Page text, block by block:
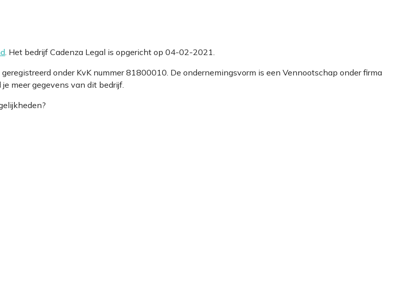
. Het bedrijf Cadenza Legal is opgericht op 04-02-2021.
onder KvK nummer 81800010. De ondernemingsvorm is een Vennootschap onder firma
meer gegevens van dit bedrijf.